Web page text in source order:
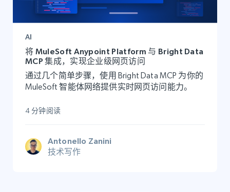
AI
将 MuleSoft Anypoint Platform 与 Bright Data
MCP 集成，实现企业级网页访问
通过几个简单步骤，使用 Bright Data MCP 为你的
MuleSoft 智能体网络提供实时网页访问能力。
4 分钟阅读
Antonello Zanini
技术写作